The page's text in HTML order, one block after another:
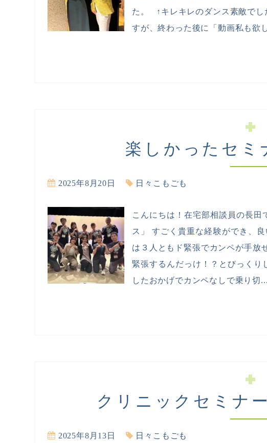
た。 ↑キレキレのダンス素敵でし
すが、終わった後に「動画私も欲
楽しかったセミ
2025年8月20日 日々こもごも
こんにちは！在宅部相談員の長
ス」 すごく貴重な経験ができ、
は３人ともド緊張でカンペが手放
緊張するんだっけ！？とびっく
したおかげでカンペなしで乗り切...
クリニックセミナ
2025年8月13日 日々こもごも